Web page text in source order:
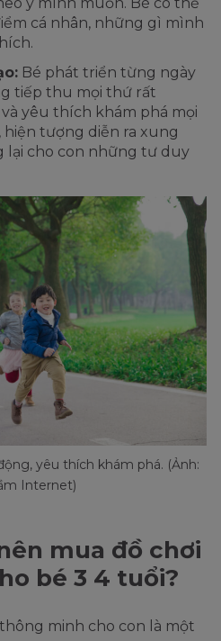
cá nhân, những gì mình
Bé phát triển từng ngày
tiếp thu mọi thứ rất
yêu thích khám phá mọi
hiện tượng diễn ra xung
lại cho con những tư duy
yêu thích khám phá. (Ảnh:
Internet)
mua đồ chơi
bé 3 4 tuổi?
minh cho con là một